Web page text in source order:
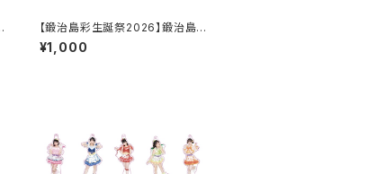
【鍛治島彩生誕祭2026】鍛治島生
誕2026 L判ランダム生写真（2枚
入り）
¥1,000